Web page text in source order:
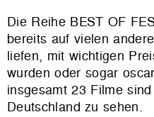
Die Reihe BEST OF
bereits auf vielen
liefen, mit wichtigen
wurden oder sogar
insgesamt 23 Filme
Deutschland zu sehen.